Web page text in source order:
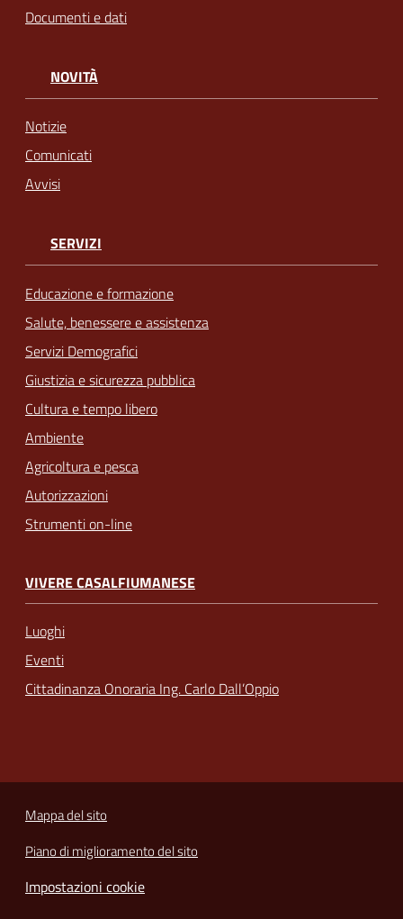
Documenti e dati
NOVITÀ
Notizie
Comunicati
Avvisi
SERVIZI
Educazione e formazione
Salute, benessere e assistenza
Servizi Demografici
Giustizia e sicurezza pubblica
Cultura e tempo libero
Ambiente
Agricoltura e pesca
Autorizzazioni
Strumenti on-line
VIVERE CASALFIUMANESE
Luoghi
Eventi
Cittadinanza Onoraria Ing. Carlo Dall’Oppio
Mappa del sito
Piano di miglioramento del sito
Impostazioni cookie